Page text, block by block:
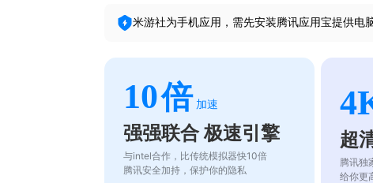
米游社为手机应用，需先安装腾讯应用宝提供电
10倍 加速
强强联合 极速引擎
与intel合作，比传统模拟器快10倍
腾讯安全加持，保护你的隐私
超
腾讯独
给你更